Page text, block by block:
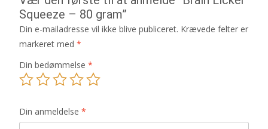
Squeeze – 80 gram”
Din e-mailadresse vil ikke blive publiceret. Krævede felter er
markeret med *
Din bedømmelse *
Din anmeldelse *